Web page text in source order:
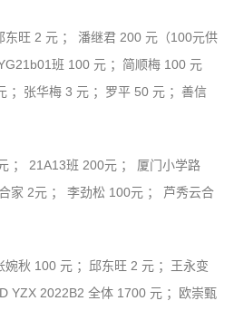
东旺 2 元 ； 潘继君 200 元（100元供
班 100 元 ；简顺梅 100 元
；张华梅 3 元 ；罗平 50 元 ；善信
； 21A13班 200元 ； 厦门小学路
家 2元 ； 李劲松 100元 ； 芦秀云合
婉秋 100 元 ；邱东旺 2 元 ；王永变
YZX 2022B2 全体 1700 元 ；欧崇甄